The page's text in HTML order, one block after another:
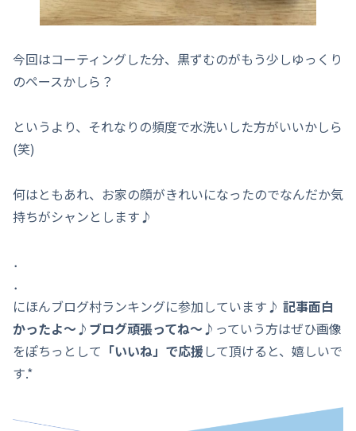
今回はコーティングした分、黒ずむのがもう少しゆっくり
のペースかしら？
というより、それなりの頻度で水洗いした方がいいかしら
(笑)
何はともあれ、お家の顔がきれいになったのでなんだか気
持ちがシャンとします♪
．
．
にほんブログ村ランキングに参加しています♪ 記事面白
かったよ～♪ブログ頑張ってね～♪ っていう方はぜひ画像
をぽちっとして 「いいね」で応援 して頂けると、嬉しいで
す.*